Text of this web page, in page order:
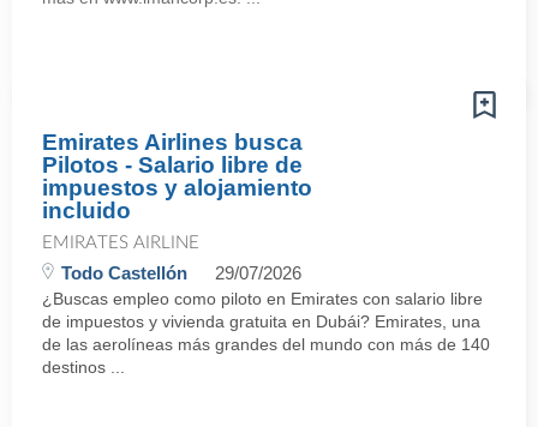
Emirates Airlines busca
Pilotos - Salario libre de
impuestos y alojamiento
incluido
EMIRATES AIRLINE
Todo Castellón 29/07/2026
¿Buscas empleo como piloto en Emirates con salario libre
de impuestos y vivienda gratuita en Dubái? Emirates, una
de las aerolíneas más grandes del mundo con más de 140
destinos ...